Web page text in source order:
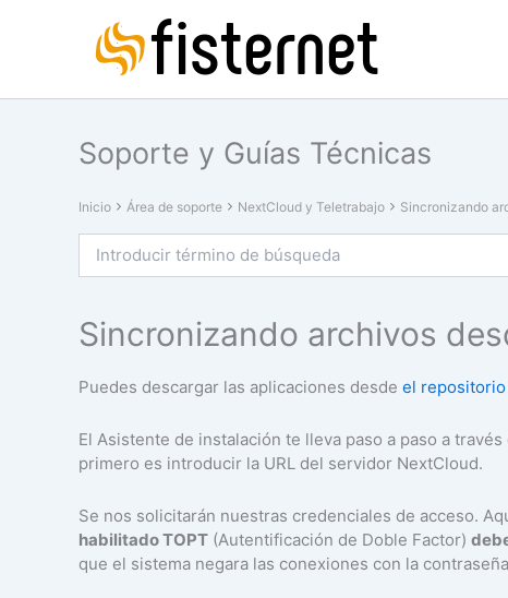
Soporte y Guías Técnicas
Inicio Área de soporte NextCloud y Teletrabajo Sincronizando
Sincronizando archivos
Puedes descargar las aplicaciones desde el
El Asistente de instalación te lleva paso a paso a
primero es introducir la URL del servidor NextCloud.
Se nos solicitarán nuestras credenciales de acceso.
habilitado TOPT (Autentificación de Doble Factor)
que el sistema negara las conexiones con la